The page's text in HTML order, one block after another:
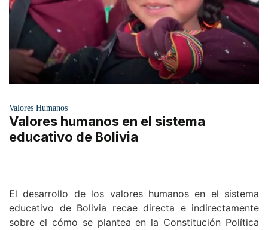
Valores Humanos
Valores humanos en el sistema
educativo de Bolivia
El desarrollo de los valores humanos en el sistema
educativo de Bolivia recae directa e indirectamente
sobre el cómo se plantea en la Constitución Política